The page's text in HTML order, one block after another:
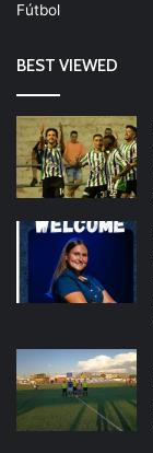
Fútbol
BEST VIEWED